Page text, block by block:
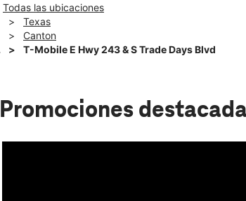
Todas las ubicaciones
Texas
Canton
T-Mobile E Hwy 243 & S Trade Days Blvd
Promociones